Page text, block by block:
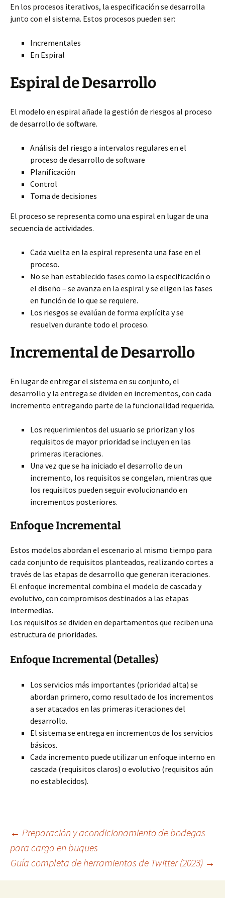
En los procesos iterativos, la especificación se desarrolla
junto con el sistema. Estos procesos pueden ser:
Incrementales
En Espiral
Espiral de Desarrollo
El modelo en espiral añade la gestión de riesgos al proceso
de desarrollo de software.
Análisis del riesgo a intervalos regulares en el
proceso de desarrollo de software
Planificación
Control
Toma de decisiones
El proceso se representa como una espiral en lugar de una
secuencia de actividades.
Cada vuelta en la espiral representa una fase en el
proceso.
No se han establecido fases como la especificación o
el diseño – se avanza en la espiral y se eligen las fases
en función de lo que se requiere.
Los riesgos se evalúan de forma explícita y se
resuelven durante todo el proceso.
Incremental de Desarrollo
En lugar de entregar el sistema en su conjunto, el
desarrollo y la entrega se dividen en incrementos, con cada
incremento entregando parte de la funcionalidad requerida.
Los requerimientos del usuario se priorizan y los
requisitos de mayor prioridad se incluyen en las
primeras iteraciones.
Una vez que se ha iniciado el desarrollo de un
incremento, los requisitos se congelan, mientras que
los requisitos pueden seguir evolucionando en
incrementos posteriores.
Enfoque Incremental
Estos modelos abordan el escenario al mismo tiempo para
cada conjunto de requisitos planteados, realizando cortes a
través de las etapas de desarrollo que generan iteraciones.
El enfoque incremental combina el modelo de cascada y
evolutivo, con compromisos destinados a las etapas
intermedias.
Los requisitos se dividen en departamentos que reciben una
estructura de prioridades.
Enfoque Incremental (Detalles)
Los servicios más importantes (prioridad alta) se
abordan primero, como resultado de los incrementos
a ser atacados en las primeras iteraciones del
desarrollo.
El sistema se entrega en incrementos de los servicios
básicos.
Cada incremento puede utilizar un enfoque interno en
cascada (requisitos claros) o evolutivo (requisitos aún
no establecidos).
Navegación
de
← Preparación y acondicionamiento de bodegas
para carga en buques
Guía completa de herramientas de Twitter (2023) →